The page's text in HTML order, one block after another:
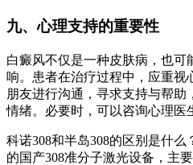
九、心理支持的重要性
白癜风不仅是一种皮肤病，也可
响。患者在治疗过程中，应重视
朋友进行沟通，寻求支持与帮
情绪。必要时，可以咨询心理医
科诺308和半岛308的区别是什
的国产308准分子激光设备，主